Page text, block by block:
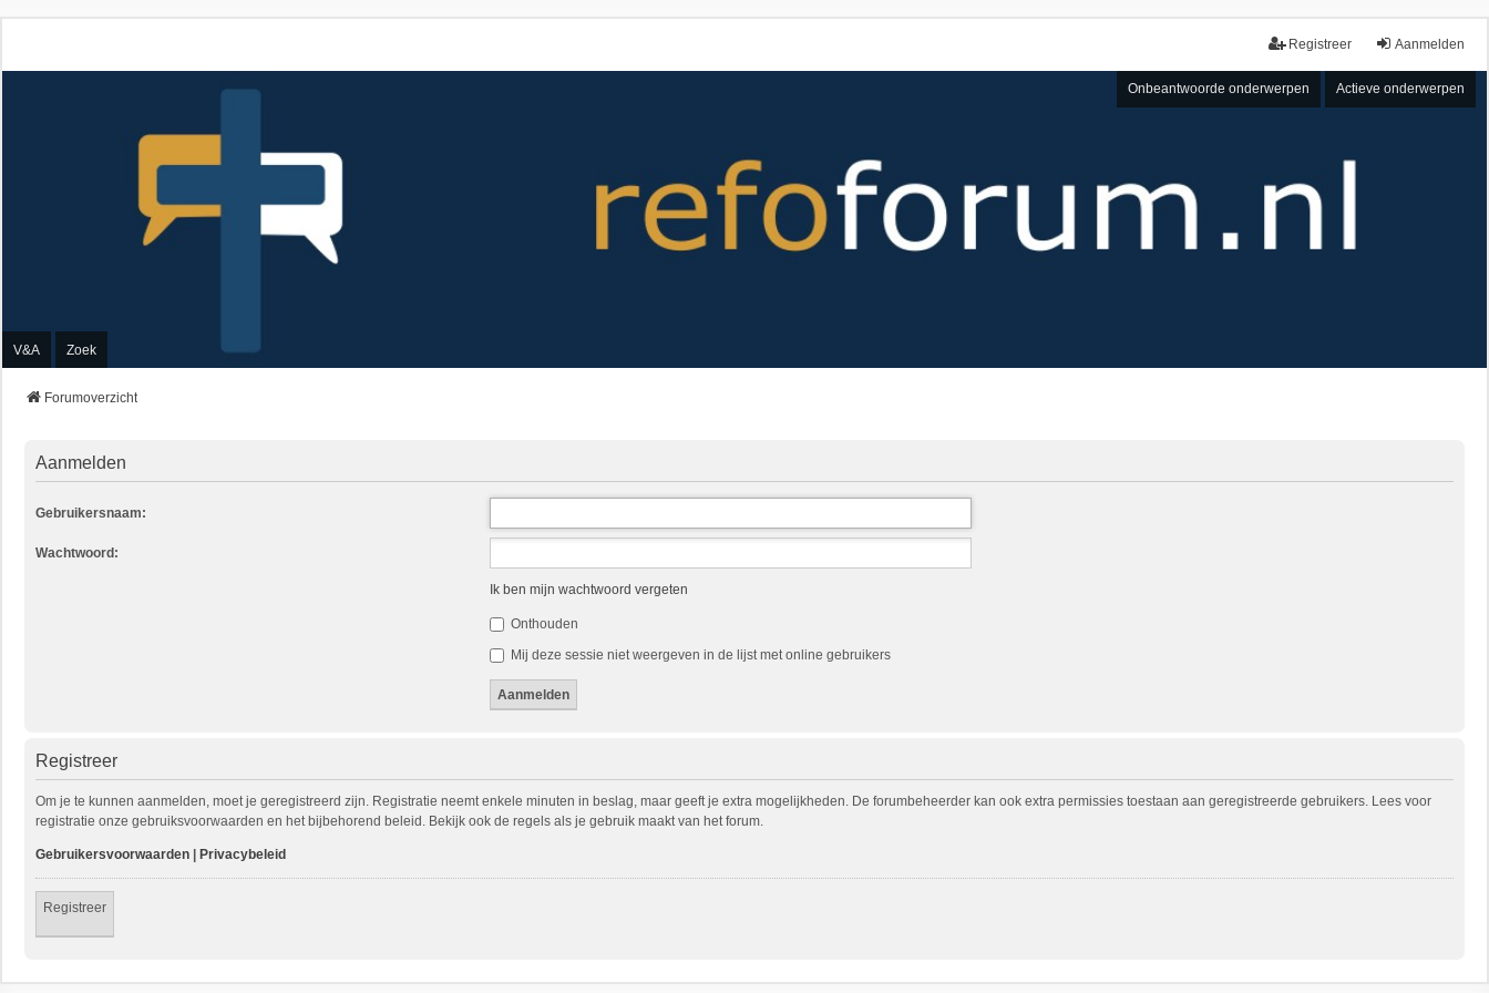
Aanmelden
Registreer
Onbeantwoorde onderwerpen Actieve onderwerpen
V&A Zoek
Forumoverzicht
Aanmelden
Gebruikersnaam:
Wachtwoord:
Ik ben mijn wachtwoord vergeten
Onthouden
Mij deze sessie niet weergeven in de lijst met online gebruikers
Registreer
Om je te kunnen aanmelden, moet je geregistreerd zijn. Registratie neemt enkele minuten in beslag, maar geeft je extra mogelijkheden. De forumbeheerder kan ook extra permissies toestaan aan geregistreerde gebruikers. Lees voor
registratie onze gebruiksvoorwaarden en het bijbehorend beleid. Bekijk ook de regels als je gebruik maakt van het forum.
Gebruikersvoorwaarden Privacybeleid
Registreer